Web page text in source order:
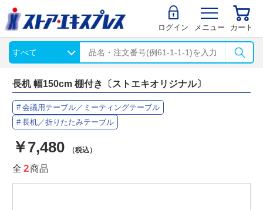
ログイン メニュー カート
長机 幅150cm 棚付き〔ストエキオリジナル〕
会議用テーブル／ミーティングテーブル
長机／折りたたみテーブル
￥7,480 （税込）
全 2商品